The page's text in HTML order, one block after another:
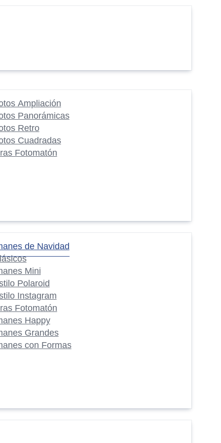
Ampliación
Panorámicas
Retro
Cuadradas
Fotomatón
de Navidad
Mini
Polaroid
Instagram
Fotomatón
Happy
Grandes
con Formas